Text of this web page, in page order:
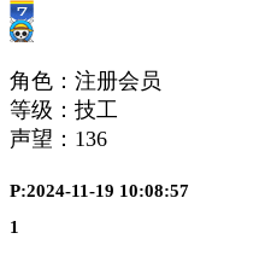
角色：注册会员
等级：技工
声望： 136
P:2024-11-19 10:08:57
1